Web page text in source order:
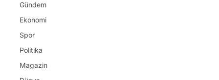
Gündem
Ekonomi
Spor
Politika
Magazin